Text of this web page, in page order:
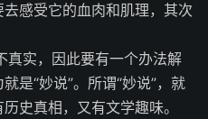
感受它的血肉和肌理，其次
真实，因此要有一个办法解
是“妙说”。所谓“妙说”，就
史真相，又有文学趣味。